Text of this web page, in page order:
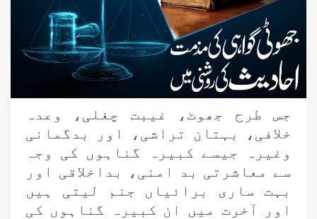
جس طرح جھوٹ، غیبت چغلی، وعدہ
خلافی، بہتان تراشی، اور بدگمانی
وغیرہ جیسے کبیرہ گناہوں کی وجہ
سے معاشرتی بد امنی، بداخلاقی اور
بہت ساری برائیاں جنم لیتی ہیں
اور آخرت میں ان کبیرہ گناہوں کی